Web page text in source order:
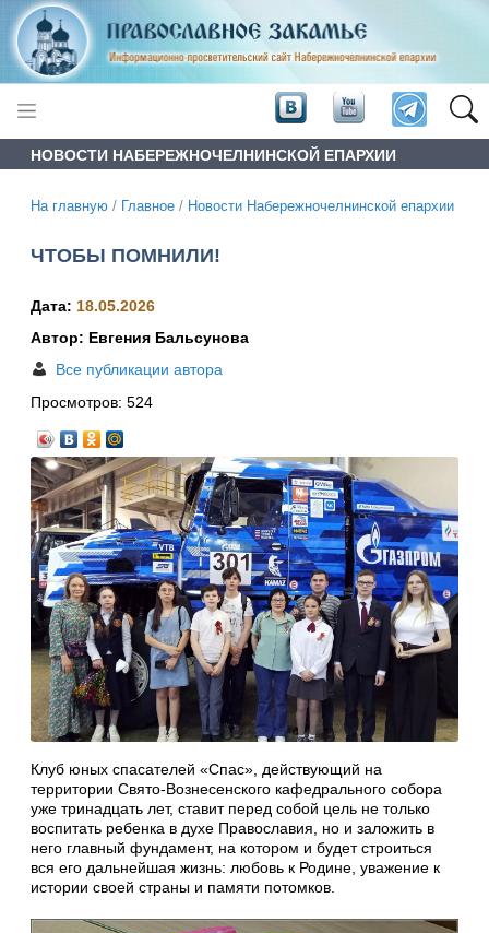
НОВОСТИ НАБЕРЕЖНОЧЕЛНИНСКОЙ ЕПАРХИИ
На главную / Главное / Новости Набережночелнинской епархии
ЧТОБЫ ПОМНИЛИ!
Дата: 18.05.2026
Автор: Евгения Бальсунова
Все публикации автора
Просмотров: 524
Клуб юных спасателей «Спас», действующий на
территории Свято-Вознесенского кафедрального собора
уже тринадцать лет, ставит перед собой цель не только
воспитать ребенка в духе Православия, но и заложить в
него главный фундамент, на котором и будет строиться
вся его дальнейшая жизнь: любовь к Родине, уважение к
истории своей страны и памяти потомков.